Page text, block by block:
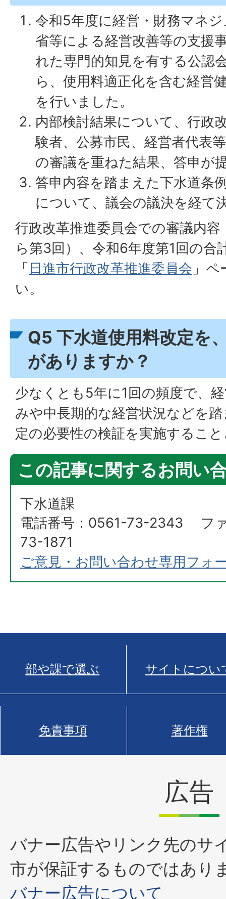
令和5年度に経営・財務マネ
省等による経営改善等の支援
れた専門的知見を有する公認
ら、使用料適正化を含む経営
を行いました。
内部検討結果について、行政
験者、公募市民、経営者代表
の審議を重ねた結果、答申が
答申内容を踏まえた下水道条
について、議会の議決を経て
行政改革推進委員会での審議内
ら第3回）、令和6年度第1回の合
「 日進市行政改革推進委員会 」
い。
Q5 下水道使用料改定を
がありますか？
少なくとも5年に1回の頻度で、
みや中長期的な経営状況などを
定の必要性の検証を実施するこ
この記事に関するお問い
下水道課
電話番号：0561-73-2343 フ
73-1871
ご意見・お問い合わせ専用フォ
部や課で選ぶ サイトについ
免責事項 著作権
広告
バナー広告やリンク先のサ
市が保証するものではあり
バナー広告について